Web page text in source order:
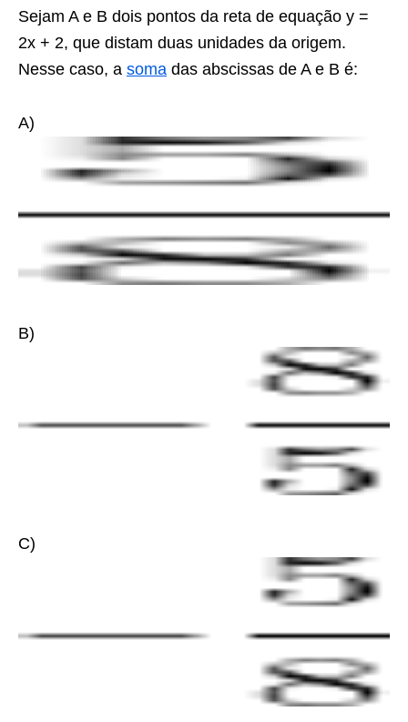
Sejam A e B dois pontos da reta de equação y =
2x + 2, que distam duas unidades da origem.
Nesse caso, a soma das abscissas de A e B é:
A)
B)
C)